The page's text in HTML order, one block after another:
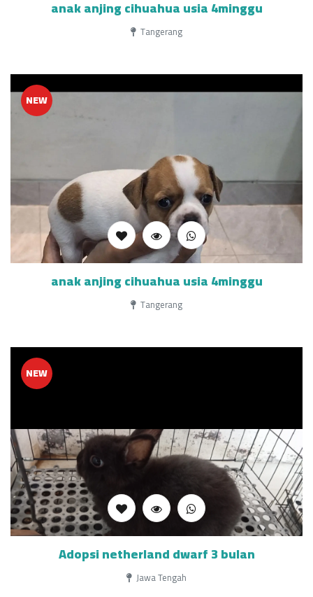
anak anjing cihuahua usia 4minggu
Tangerang
NEW
anak anjing cihuahua usia 4minggu
Tangerang
NEW
Adopsi netherland dwarf 3 bulan
Jawa Tengah